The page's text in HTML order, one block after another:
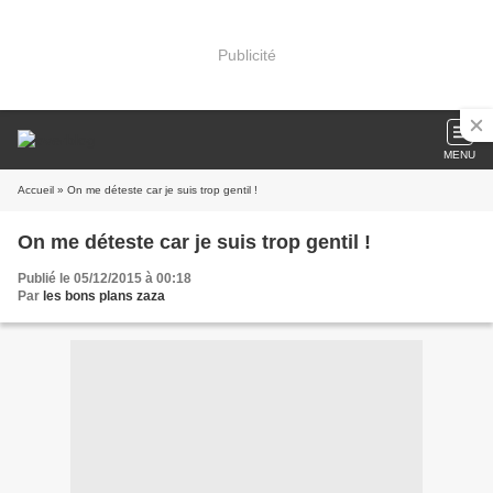
Publicité
MENU
Accueil » On me déteste car je suis trop gentil !
On me déteste car je suis trop gentil !
Publié le 05/12/2015 à 00:18
Par les bons plans zaza